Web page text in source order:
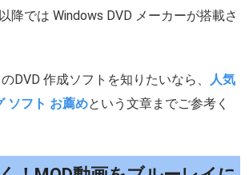
降では Windows DVD メーカーが搭載さ
DVD 作成ソフトを知りたいなら、
人気
ソフト お薦めという文章までご参考く